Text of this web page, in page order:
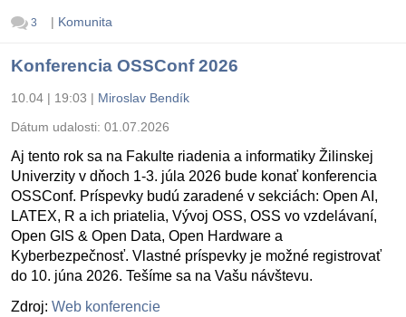
3 | Komunita
Konferencia OSSConf 2026
10.04 | 19:03 | Miroslav Bendík
Dátum udalosti: 01.07.2026
Aj tento rok sa na Fakulte riadenia a informatiky Žilinskej
Univerzity v dňoch 1-3. júla 2026 bude konať konferencia
OSSConf. Príspevky budú zaradené v sekciách: Open AI,
LATEX, R a ich priatelia, Vývoj OSS, OSS vo vzdelávaní,
Open GIS & Open Data, Open Hardware a
Kyberbezpečnosť. Vlastné príspevky je možné registrovať
do 10. júna 2026. Tešíme sa na Vašu návštevu.
Zdroj: Web konferencie